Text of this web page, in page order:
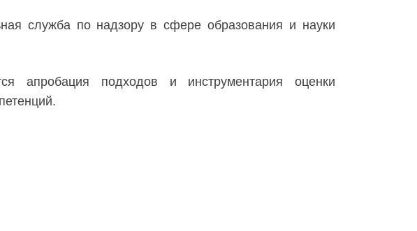
служба по надзору в сфере образования и науки
апробация подходов и инструментария оценки